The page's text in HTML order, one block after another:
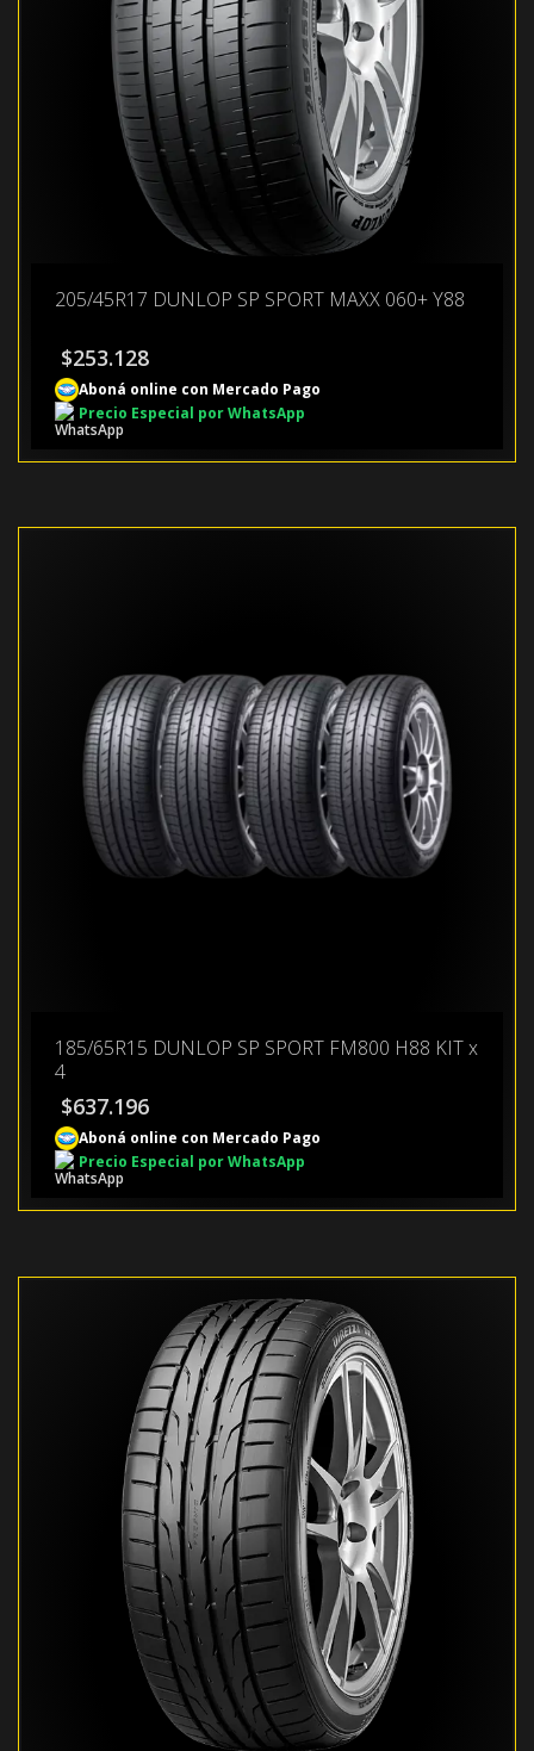
205/45R17 DUNLOP SP SPORT MAXX 060+ Y88
$253.128
Aboná online con Mercado Pago
Precio Especial por WhatsApp
185/65R15 DUNLOP SP SPORT FM800 H88 KIT x
4
$637.196
Aboná online con Mercado Pago
Precio Especial por WhatsApp